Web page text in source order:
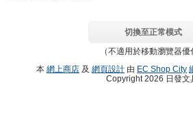
切換至正常模式
（不適用於移動瀏覽器優
本 網上商店 及 網頁設計 由 EC Shop City
Copyright 2026 日發文